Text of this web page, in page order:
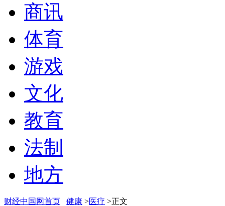
商讯
体育
游戏
文化
教育
法制
地方
财经中国网首页 健康 >医疗 >正文